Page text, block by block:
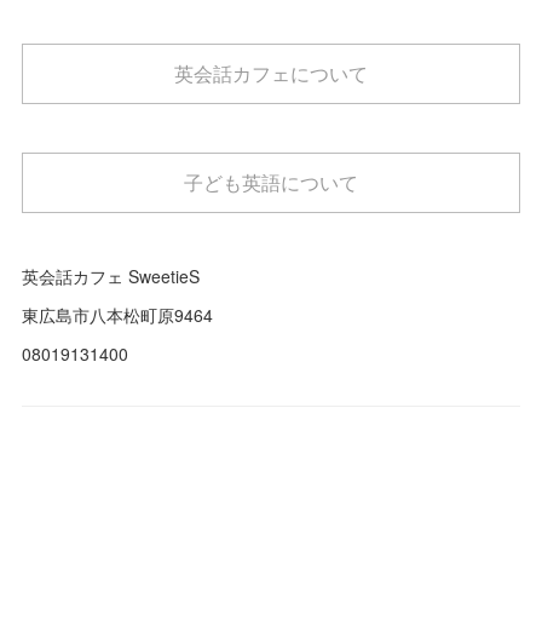
英会話カフェについて
子ども英語について
英会話カフェ SweetieS
東広島市八本松町原9464
08019131400